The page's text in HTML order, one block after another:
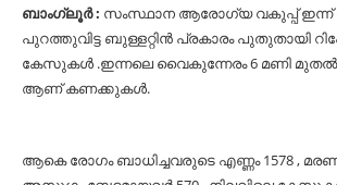
ബാംഗ്ലൂർ : സംസ്ഥാന ആരോഗ്യ വകുപ്പ് ഇന്ന്
പുറത്തുവിട്ട ബുള്ളറ്റിൻ പ്രകാരം പുതുതായി
കേസുകൾ .ഇന്നലെ വൈകുന്നേരം 6 മണി മുതൽ
ആണ് കണക്കുകൾ.
ആകെ രോഗം ബാധിച്ചവരുടെ എണ്ണം 1578 ,